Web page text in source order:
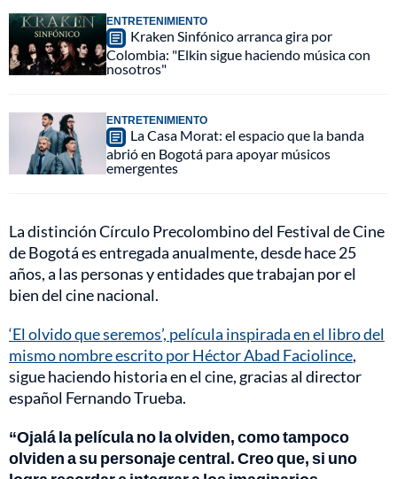
ENTRETENIMIENTO
Kraken Sinfónico arranca gira por
Colombia: "Elkin sigue haciendo música con
nosotros"
ENTRETENIMIENTO
La Casa Morat: el espacio que la banda
abrió en Bogotá para apoyar músicos
emergentes
La distinción Círculo Precolombino del Festival de Cine
de Bogotá es entregada anualmente, desde hace 25
años, a las personas y entidades que trabajan por el
bien del cine nacional.
‘El olvido que seremos’, película inspirada en el libro del
mismo nombre escrito por Héctor Abad Faciolince,
sigue haciendo historia en el cine, gracias al director
español Fernando Trueba.
“Ojalá la película no la olviden, como tampoco
olviden a su personaje central. Creo que, si uno